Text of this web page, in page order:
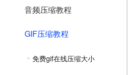
音频压缩教程
GIF压缩教程
免费gif在线压缩大小